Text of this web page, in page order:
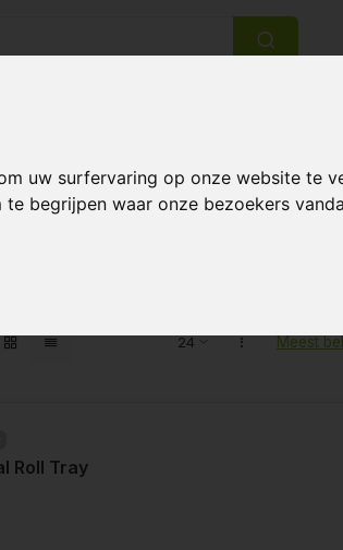
uw surfervaring op onze website te
begrijpen waar onze bezoekers
Meest
Roll Tray